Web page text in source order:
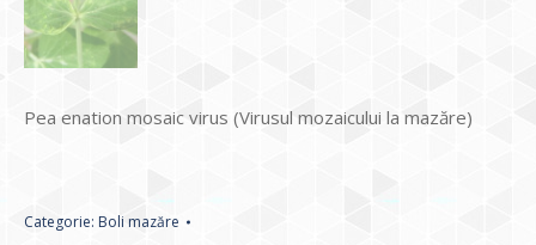
Pea enation mosaic virus (Virusul mozaicului la mazăre)
Categorie: Boli mazăre